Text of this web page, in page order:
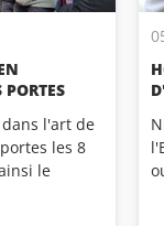
PORTES
dans l'art de
les 8
le